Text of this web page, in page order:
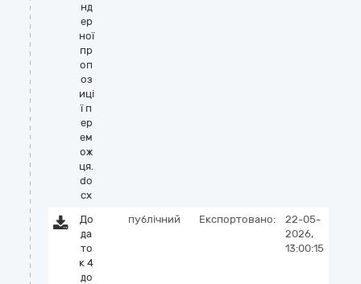
нд
ер
ної
пр
оп
оз
иці
ї п
ер
ем
ож
ця.
do
cx
До
да
то
к 4
до
публічний Експортовано:
22-05-
2026,
13:00:15